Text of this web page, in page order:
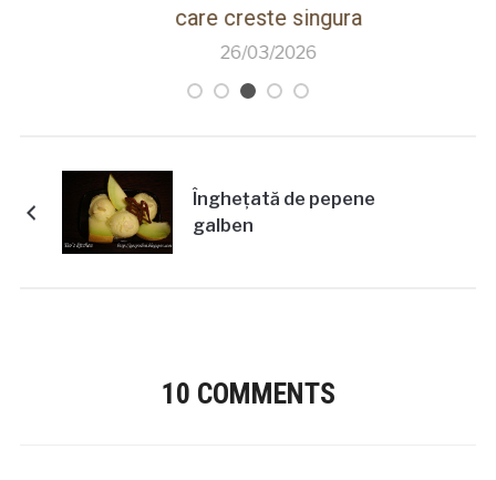
care creste singura
26/03/2026
Îngheţată de pepene
galben
10 COMMENTS